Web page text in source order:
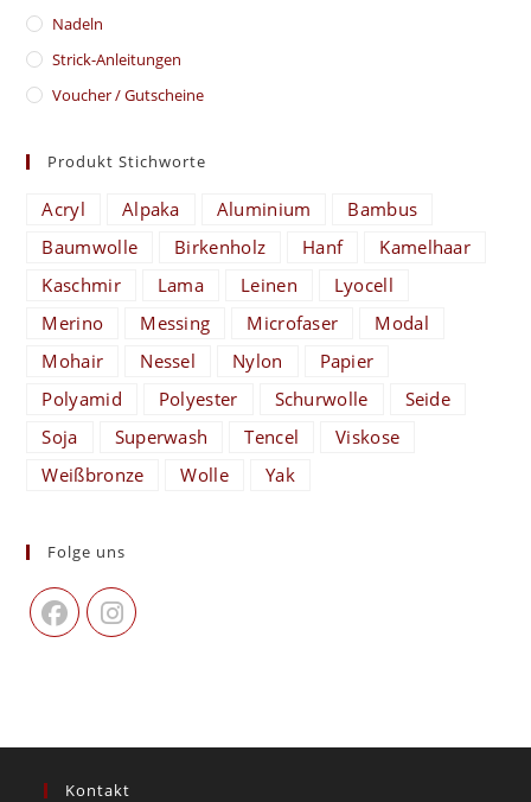
Nadeln
Strick-Anleitungen
Voucher / Gutscheine
Produkt Stichworte
Acryl Alpaka Aluminium
Bambus
Baumwolle
Birkenholz Hanf
Kamelhaar
Kaschmir
Lama Leinen
Lyocell
Merino
Messing Microfaser
Modal
Mohair
Nessel Nylon
Papier
Polyamid
Polyester Schurwolle
Seide
Soja
Superwash Tencel
Viskose
Weißbronze
Wolle Yak
Folge uns
Kontakt